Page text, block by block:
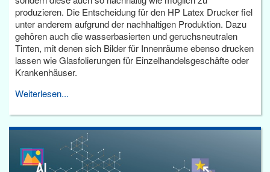
produzieren. Die Entscheidung für den HP Latex Drucker fiel
unter anderem aufgrund der nachhaltigen Produktion. Dazu
gehören auch die wasserbasierten und geruchsneutralen
Tinten, mit denen sich Bilder für Innenräume ebenso drucken
lassen wie Glasfolierungen für Einzelhandelsgeschäfte oder
Krankenhäuser.
Weiterlesen...